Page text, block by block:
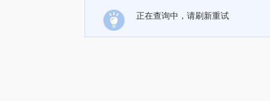
正在查询中，请刷新重试